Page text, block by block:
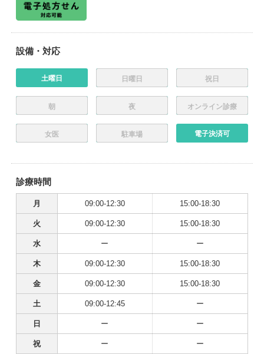
設備・対応
土曜日 日曜日 祝日
朝 夜 オンライン診療
女医 駐車場 電子決済可
診療時間
月 09:00-12:30 15:00-18:30
火 09:00-12:30 15:00-18:30
水 ー ー
木 09:00-12:30 15:00-18:30
金 09:00-12:30 15:00-18:30
土 09:00-12:45 ー
日 ー ー
祝 ー ー